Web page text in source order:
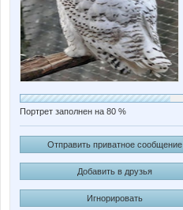
Портрет заполнен на 80 %
Отправить приватное сообщение
Добавить в друзья
Игнорировать